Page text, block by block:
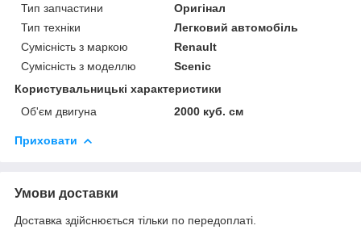
Тип запчастини
Оригінал
Тип техніки
Легковий автомобіль
Сумісність з маркою
Renault
Сумісність з моделлю
Scenic
Користувальницькі характеристики
Об'єм двигуна
2000 куб. см
Приховати
Умови доставки
Доставка здійснюється тільки по передоплаті.